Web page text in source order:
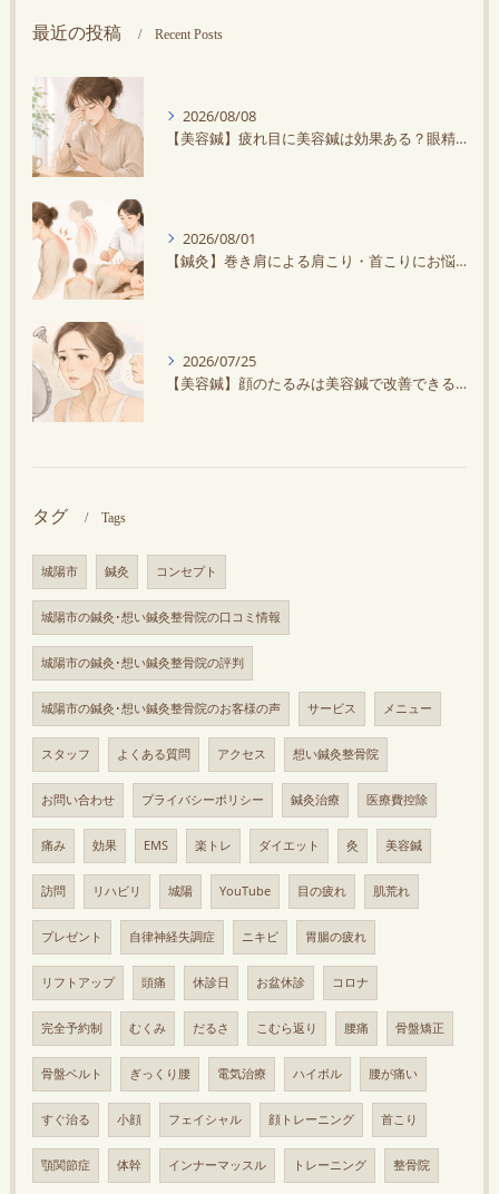
最近の投稿 Recent Posts
2026/08/08
【美容鍼】疲れ目に美容鍼は効果ある？眼精疲労との違いや改善方法を解説
2026/08/01
【鍼灸】巻き肩による肩こり・首こりにお悩みの方に鍼灸がオススメ！スマホ・デスクワークで悪化する？
2026/07/25
【美容鍼】顔のたるみは美容鍼で改善できる？原因と効果を解説
タグ Tags
城陽市 鍼灸 コンセプト
城陽市の鍼灸･想い鍼灸整骨院の口コミ情報
城陽市の鍼灸･想い鍼灸整骨院の評判
城陽市の鍼灸･想い鍼灸整骨院のお客様の声 サービス メニュー
スタッフ よくある質問 アクセス 想い鍼灸整骨院
お問い合わせ プライバシーポリシー 鍼灸治療 医療費控除
痛み 効果 EMS 楽トレ ダイエット 灸 美容鍼
訪問 リハビリ 城陽 YouTube 目の疲れ 肌荒れ
プレゼント 自律神経失調症 ニキビ 胃腸の疲れ
リフトアップ 頭痛 休診日 お盆休診 コロナ
完全予約制 むくみ だるさ こむら返り 腰痛 骨盤矯正
骨盤ベルト ぎっくり腰 電気治療 ハイボル 腰が痛い
すぐ治る 小顔 フェイシャル 顔トレーニング 首こり
顎関節症 体幹 インナーマッスル トレーニング 整骨院